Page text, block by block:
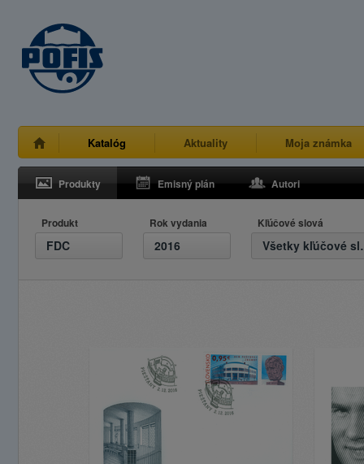
Katalóg Aktuality Moja známka
Produkty Emisný plán Autori
Produkt
FDC
Rok vydania
2016
Kľúčové slová